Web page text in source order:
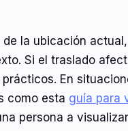
la ubicación
Si el traslado
En
como esta guía para
persona a